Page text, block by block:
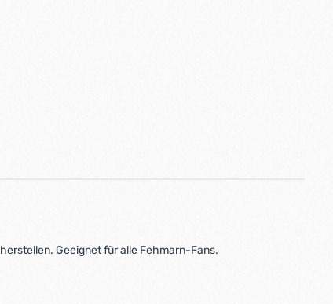
Geeignet für alle Fehmarn-Fans.